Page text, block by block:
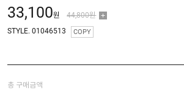
33,100원 44,800원
STYLE. 01046513 COPY
총 구매금액